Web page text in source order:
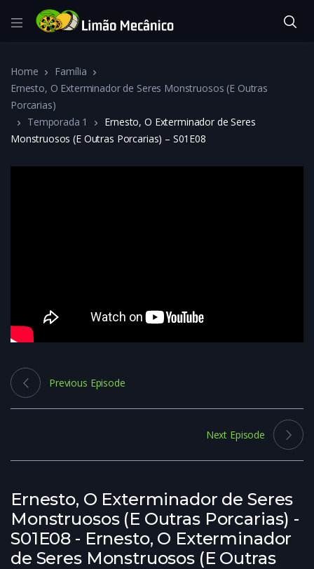
Home
Família
Ernesto, O Exterminador de Seres Monstruosos (E Outras
Porcarias)
Temporada 1
Ernesto, O Exterminador de Seres
Monstruosos (E Outras Porcarias) – S01E08
Ernesto, O Exterminador de Seres
Monstruosos (E Outras Porcarias) -
S01E08 - Ernesto, O Exterminador
de Seres Monstruosos (E Outras
Previous Episode
Next Episode